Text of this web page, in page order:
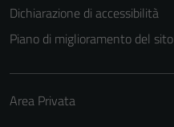
Dichiarazione di accessibilità
Piano di miglioramento del sito
Area Privata